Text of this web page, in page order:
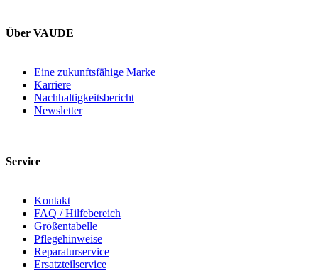
Über VAUDE
Eine zukunftsfähige Marke
Karriere
Nachhaltigkeitsbericht
Newsletter
Service
Kontakt
FAQ / Hilfebereich
Größentabelle
Pflegehinweise
Reparaturservice
Ersatzteilservice